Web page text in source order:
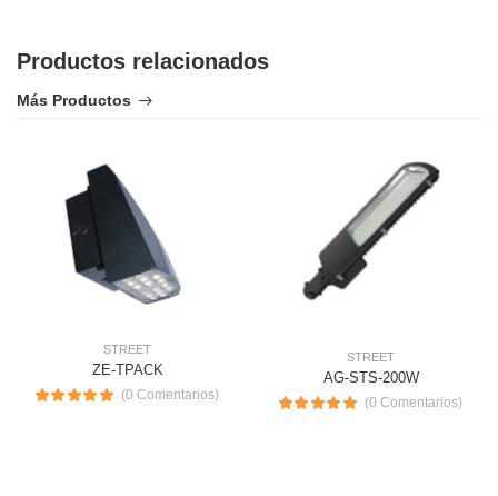
Productos relacionados
Más Productos
STREET
ZE-TPACK
(0 Comentarios)
STREET
AG-STS-200W
(0 Comentarios)